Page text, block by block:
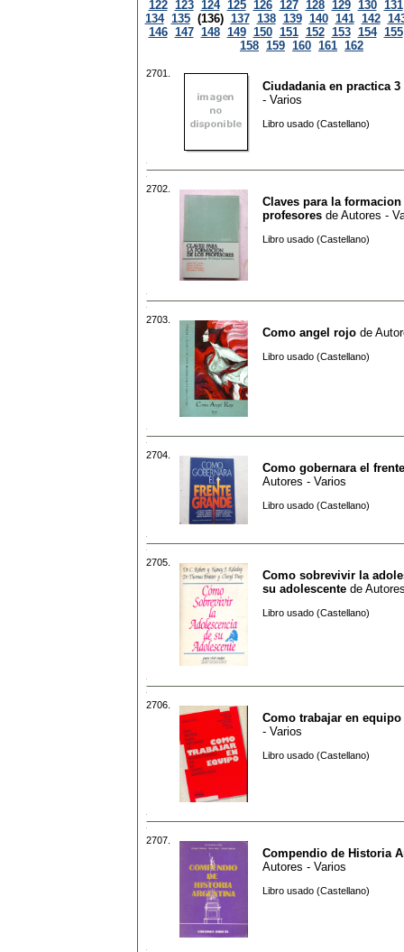
122 123 124 125 126 127 128 129 130 131
134 135 (136) 137 138 139 140 141 142
146 147 148 149 150 151 152 153 154 155
158 159 160 161 162
2701.
Ciudadania en practica 3
- Varios
Libro usado (Castellano)
2702.
Claves para la
profesores de Autores -
Libro usado (Castellano)
2703.
Como angel rojo de
Libro usado (Castellano)
2704.
Como gobernara el
Autores - Varios
Libro usado (Castellano)
2705.
Como sobrevivir la
su adolescente de
Libro usado (Castellano)
2706.
Como trabajar en equipo
- Varios
Libro usado (Castellano)
2707.
Compendio de Historia
Autores - Varios
Libro usado (Castellano)